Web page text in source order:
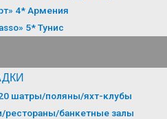
4* Армения
5* Тунис
шатры/поляны/яхт-клубы
банкетные залы